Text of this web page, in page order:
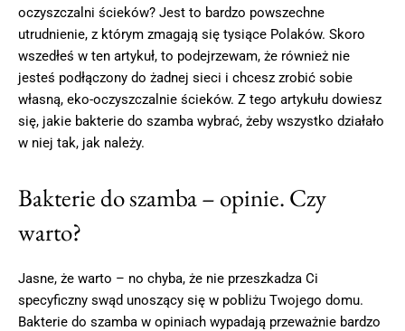
oczyszczalni ścieków? Jest to bardzo powszechne
utrudnienie, z którym zmagają się tysiące Polaków. Skoro
wszedłeś w ten artykuł, to podejrzewam, że również nie
jesteś podłączony do żadnej sieci i chcesz zrobić sobie
własną, eko-oczyszczalnie ścieków. Z tego artykułu dowiesz
się, jakie bakterie do szamba wybrać, żeby wszystko działało
w niej tak, jak należy.
Bakterie do szamba – opinie. Czy
warto?
Jasne, że warto – no chyba, że nie przeszkadza Ci
specyficzny swąd unoszący się w pobliżu Twojego domu.
Bakterie do szamba w opiniach wypadają przeważnie bardzo